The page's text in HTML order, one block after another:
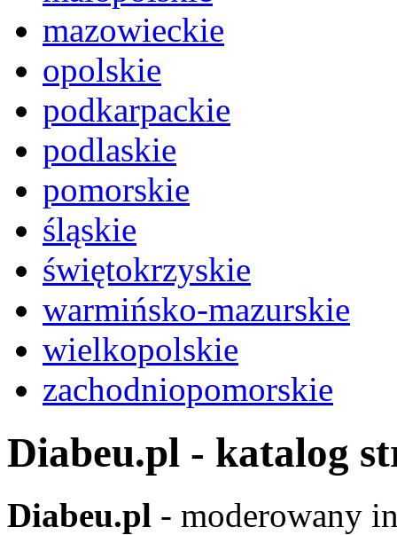
mazowieckie
opolskie
podkarpackie
podlaskie
pomorskie
śląskie
świętokrzyskie
warmińsko-mazurskie
wielkopolskie
zachodniopomorskie
Diabeu.pl - katalog
Diabeu.pl - moderowany